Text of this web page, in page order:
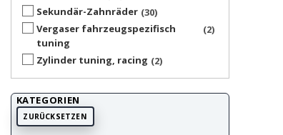
Sekundär-Zahnräder 30
Vergaser fahrzeugspezifisch
tuning
2
Zylinder tuning, racing 2
KATEGORIEN
ZURÜCKSETZEN